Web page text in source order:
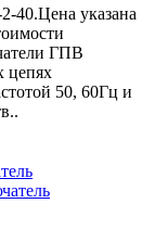
40.Цена указана
ГПВ
цепях
50, 60Гц и